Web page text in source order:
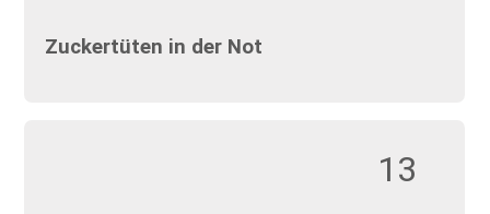
Zuckertüten in der Not
13